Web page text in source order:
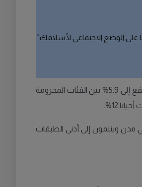
على الوضع الاجتماعي لأسلافك"
غالبا 1.6% من أطفال كل جيل، وانتهت إلى أن معدلات الأبوة خارج الزواج في حدود 0.4% إلى 0.5% بين الأثرياء والمزارعين في معظم المناطق الريفية، لكنها ترتفع إلى 5.9% بين الفئات المحرومة
12%.
مدن وينتمون إلى أدنى الطبقات